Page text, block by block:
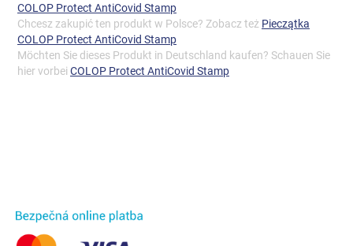
COLOP Protect AntiCovid Stamp
Chcesz zakupić ten produkt w Polsce? Zobacz też Pieczątka
COLOP Protect AntiCovid Stamp
Möchten Sie dieses Produkt in Deutschland kaufen? Schauen Sie
hier vorbei COLOP Protect AntiCovid Stamp